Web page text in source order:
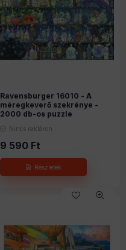
Ravensburger 16010 - A
méregkeverő szekrénye -
2000 db-os puzzle
Nincs raktáron
9 590 Ft